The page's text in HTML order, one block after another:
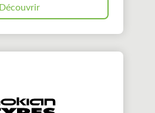
Découvrir